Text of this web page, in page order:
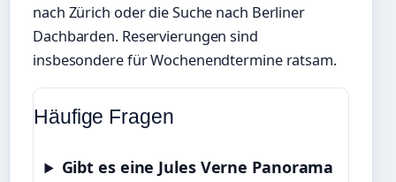
nach Zürich oder die Suche nach Berliner
Dachbarden. Reservierungen sind
insbesondere für Wochenendtermine ratsam.
Häufige Fragen
Gibt es eine Jules Verne Panorama